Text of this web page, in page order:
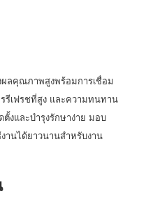
ผลคุณภาพสูงพร้อมการเชื่อม
รีเฟรชที่สูง และความทนทาน
งและบำรุงรักษาง่าย มอบ
านได้ยาวนานสำหรับงาน